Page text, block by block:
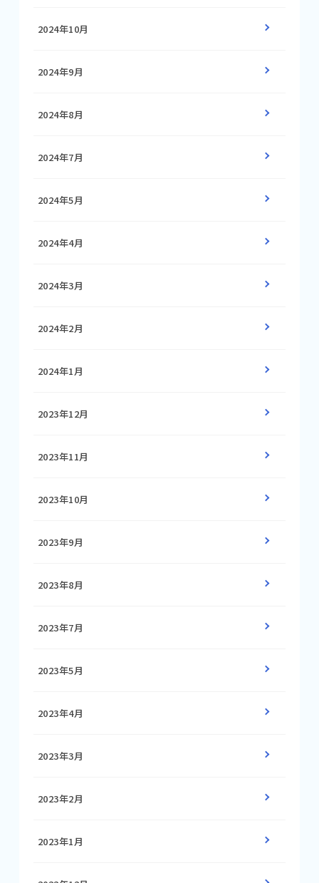
2024年10月
2024年9月
2024年8月
2024年7月
2024年5月
2024年4月
2024年3月
2024年2月
2024年1月
2023年12月
2023年11月
2023年10月
2023年9月
2023年8月
2023年7月
2023年5月
2023年4月
2023年3月
2023年2月
2023年1月